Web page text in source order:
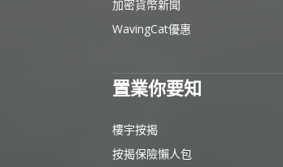
加密貨幣新聞
WavingCat優惠
置業你要知
樓宇按揭
按揭保險懶人包